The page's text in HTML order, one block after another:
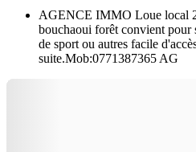
AGENCE IMMO Loue local
bouchaoui forêt convient pour
de sport ou autres facile
suite.Mob:0771387365 AG